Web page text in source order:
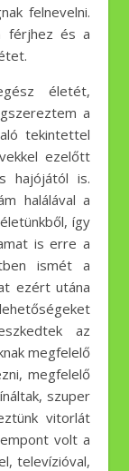
felnevelni.
férjhez és a
életét,
a
tekintettel
ezelőtt
hajójától is.
halálával a
így
is erre a
ismét a
ezért utána
az
megfelelő
megfelelő
szuper
vitorlát
volt a
televízióval,